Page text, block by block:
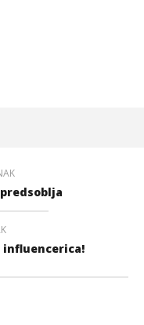
influencerica!